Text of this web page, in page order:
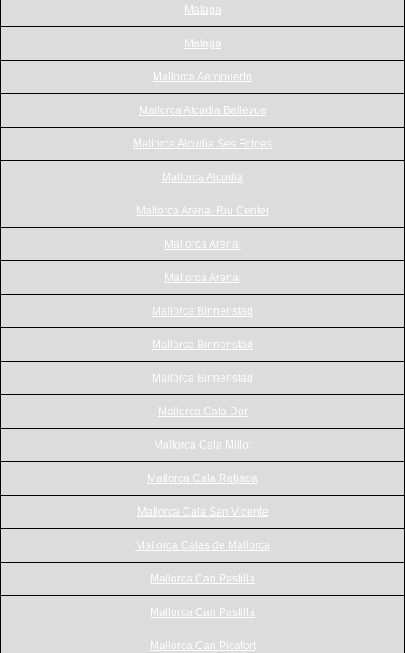
Malaga
Malaga
Mallorca Aeropuerto
Mallorca Alcudia Bellevue
Mallorca Alcudia Ses Fotges
Mallorca Alcudia
Mallorca Arenal Riu Center
Mallorca Arenal
Mallorca Arenal
Mallorca Binnenstad
Mallorca Binnenstad
Mallorca Binnenstad
Mallorca Cala Dor
Mallorca Cala Millor
Mallorca Cala Ratjada
Mallorca Cala San Vicente
Mallorca Calas de Mallorca
Mallorca Can Pastilla
Mallorca Can Pastilla
Mallorca Can Picafort